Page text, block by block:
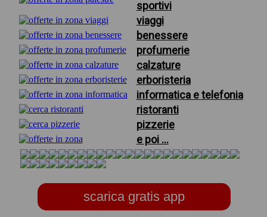
sportivi
viaggi
benessere
profumerie
calzature
erboristeria
informatica e telefonia
ristoranti
pizzerie
e poi ...
scarica gratis app